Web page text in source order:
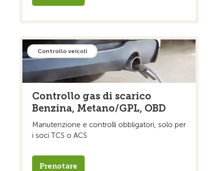
Controllo veicoli
Controllo gas di scarico
Benzina, Metano/GPL, OBD
Manutenzione e controlli obbligatori, solo per
i soci TCS o ACS
Prenotare